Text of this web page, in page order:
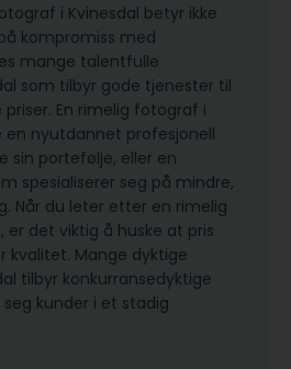
i Kvinesdal betyr ikke
kompromiss med
mange talentfulle
som tilbyr gode tjenester til
En rimelig fotograf i
en nyutdannet profesjonell
sin portefølje, eller en
spesialiserer seg på mindre,
Når du leter etter en rimelig
er det viktig å huske at pris
kvalitet. Mange dyktige
tilbyr konkurransedyktige
kunder i et stadig